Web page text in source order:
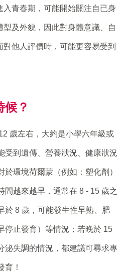
入青春期，可能開始關注自已身
型及外貌，因此對身體意識、自
他人評價時，可能更容易受到
候？
歲左右，大約是小學六年級或
受到遺傳、營養狀況、健康狀況
環境荷爾蒙（例如：塑化劑）
間越來越早，通常在 8 - 15 歲之
於 8 歲，可能發生性早熟、肥
停止發育）等情況；若晚於 15
泌失調的情況，都建議可尋求專
育！